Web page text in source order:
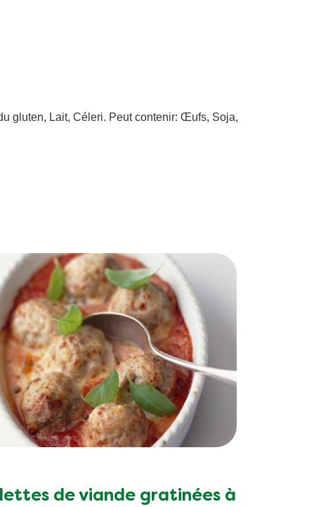
gluten, Lait, Céleri. Peut contenir: Œufs, Soja,
de viande gratinées à